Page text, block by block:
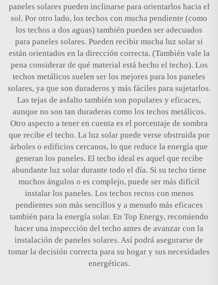
paneles solares pueden inclinarse para orientarlos hacia el
sol. Por otro lado, los techos con mucha pendiente (como
los techos a dos aguas) también pueden ser adecuados
para paneles solares. Pueden recibir mucha luz solar si
están orientados en la dirección correcta. (También vale la
pena considerar de qué material está hecho el techo). Los
techos metálicos suelen ser los mejores para los paneles
solares, ya que son duraderos y más fáciles para sujetarlos.
Las tejas de asfalto también son populares y eficaces,
aunque no son tan duraderas como los techos metálicos.
Otro aspecto a tener en cuenta es el porcentaje de sombra
que recibe el techo. La luz solar puede verse obstruida por
árboles o edificios cercanos, lo que reduce la energía que
generan los paneles. El techo ideal es aquel que recibe
abundante luz solar durante todo el día. Si su techo tiene
muchos ángulos o es complejo, puede ser más difícil
instalar los paneles. Los techos rectos con menos
pendientes son más sencillos y a menudo más eficaces
también para la energía solar. En Top Energy, recomiendo
hacer una inspección del techo antes de avanzar con la
instalación de paneles solares. Así podrá asegurarse de
tomar la decisión correcta para su hogar y sus necesidades
energéticas.